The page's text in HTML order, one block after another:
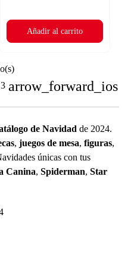
Añadir al carrito
3 arrow_forward_ios
de Navidad de 2024.
, juegos de mesa, figuras,
únicas con tus
Canina, Spiderman, Star